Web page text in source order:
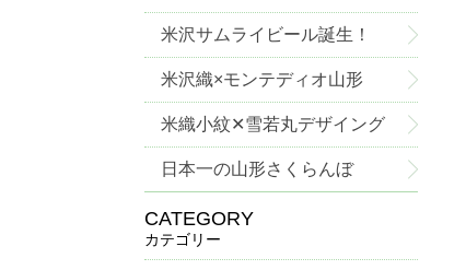
米沢サムライビール誕生！
米沢織×モンテディオ山形
米織小紋✕雪若丸デザイング
ッズ
日本一の山形さくらんぼ
CATEGORY
カテゴリー